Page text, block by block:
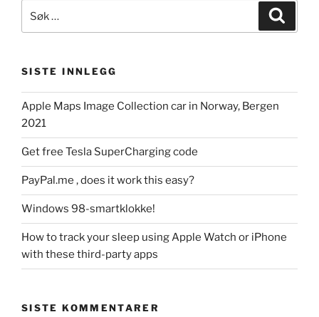
etter:
SISTE INNLEGG
Apple Maps Image Collection car in Norway, Bergen
2021
Get free Tesla SuperCharging code
PayPal.me , does it work this easy?
Windows 98-smartklokke!
How to track your sleep using Apple Watch or iPhone
with these third-party apps
SISTE KOMMENTARER